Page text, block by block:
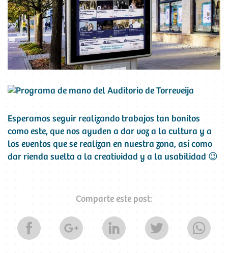
Esperamos seguir realizando trabajos tan bonitos
como este, que nos ayuden a dar voz a la cultura y a
los eventos que se realizan en nuestra zona, así como
dar rienda suelta a la creatividad y a la usabilidad 😉
Comparte este post: